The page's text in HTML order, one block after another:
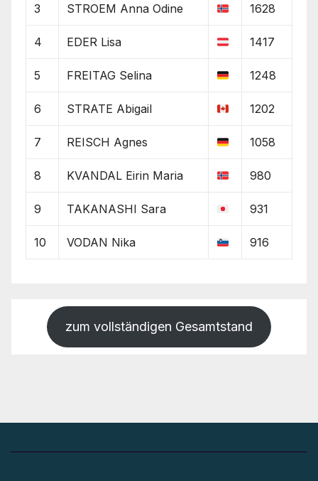
3 STROEM Anna Odine 1628
4 EDER Lisa 1417
5 FREITAG Selina 1248
6 STRATE Abigail 1202
7 REISCH Agnes 1058
8 KVANDAL Eirin Maria 980
9 TAKANASHI Sara 931
10 VODAN Nika 916
zum vollständigen Gesamtstand